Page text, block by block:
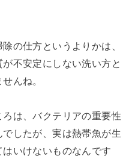
の仕方というよりかは、
不安定にしない洗い方と
んね。
は、バクテリアの重要性
したが、実は熱帯魚が生
いけないものなんです